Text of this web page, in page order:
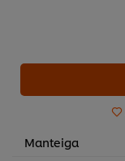
Manteiga